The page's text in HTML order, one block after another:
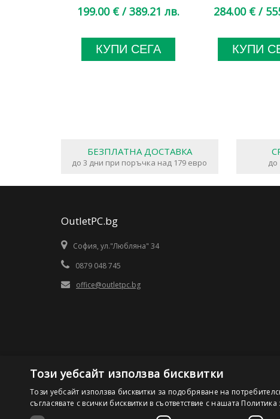
199.00 € / 389.21 лв.
КУПИ СЕГА
284.00 € /
КУПИ
БЕЗПЛАТНА ДОСТАВКА
до 3 дни при поръчка над 179 евро до
OutletPC.bg
София, ул."Любляна" 34
0879 048 745
office@outletpc.bg
Този уебсайт използва бисквитки
Този уебсайт използва бисквитки за подобряване на
съгласявате с всички бисквитки в съответствие с нашата Политика